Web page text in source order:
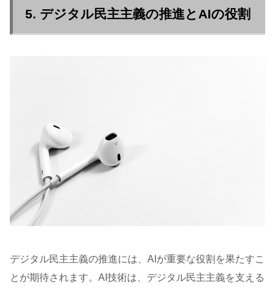
5. デジタル民主主義の推進とAIの役割
デジタル民主主義の推進には、AIが重要な役割を果たすこ
とが期待されます。AI技術は、デジタル民主主義を支える